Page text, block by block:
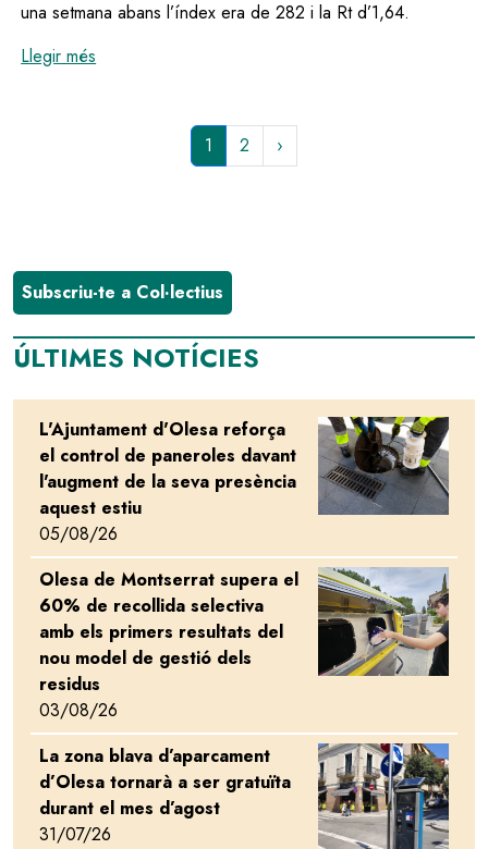
una setmana abans l’índex era de 282 i la Rt d’1,64.
Llegir més
Pàgina
actual
1 Page
2
Subscriu-te a Col·lectius
ÚLTIMES NOTÍCIES
L'Ajuntament d'Olesa reforça
el control de paneroles davant
l'augment de la seva presència
aquest estiu
05/08/26
Image
Olesa de Montserrat supera el
60% de recollida selectiva
amb els primers resultats del
nou model de gestió dels
residus
03/08/26
Image
La zona blava d’aparcament
d’Olesa tornarà a ser gratuïta
durant el mes d’agost
31/07/26
Image